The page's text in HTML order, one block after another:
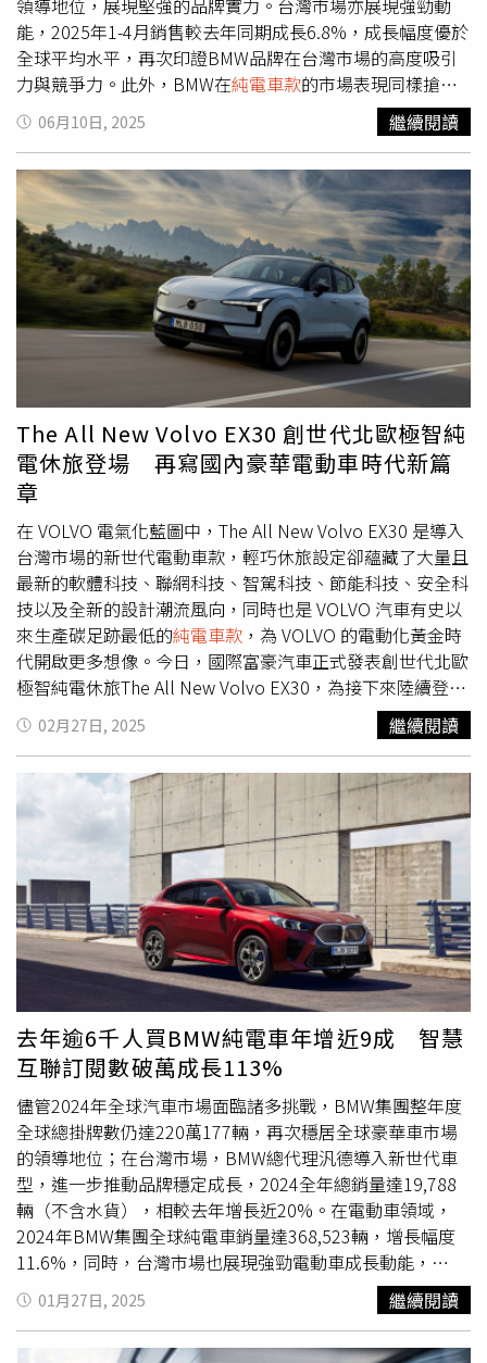
露營都從容應對。搭載15.6吋中控大螢幕與12.3吋數位儀
表、支援V2L車外供電功能與串聯全台9大主流充電服務商
的「隨插即充」服務，提供最即時、最便利的充電體驗。全
車系支援 OTA 雲端更新與 LuxClub 專屬 APP，遠端啟閉空
調、車況查詢、車輛控制一指搞定。n⁷全車系皆享 8年16萬
公里三電保固(營業用6年60萬公里)，節能、節稅、低保
養，四年保養成本比燃油車省下近六成，讓你開電動車，不
只潮，還很聰明。n⁷ Aero 電掣特仕版提供兩種規格：l n⁷ 5
人Aero 電掣特仕版(售價102.9萬)，標配LuxAero電掣套組
(前/後擾流)、LuxAero 導流尾翼、懸浮式輪圈蓋、車載充電
地圖與車門側裙飾板(價值4.55萬元)，重點配件一次到位，
輕鬆入主屬於你的第一部電動車。l n⁷ LR 5人Aero 電掣特
仕版(售價127.9萬)，標配LuxAero電掣套組(前/後擾流)、
LuxAero 導流尾翼、懸浮式輪圈蓋、車載充電地圖、雙色車
門飾板、V2L 車外供電轉接器、旅行式行動充電器 Plus、
無線充電盤與後廂平整化套件(價值6.73萬元)，機能再升
級，是純電生活一步到位的滿配首選。若你想擁有一台與眾
不同的電動車，n⁷ Aero 電掣特仕版以滿配規格與風馳電掣
的獨特魅力，伴你展開充滿亮點、無限可能純電生活，是一
台真正 All-aroun7d 的純電車款首選。11月預約試駕全車系
抽 Switch 2 再送人氣遊戲好禮LuxShop商城加碼免運送亮
點即日起至11/30止，預約並完成試駕任一LUXGEN車款，
即有機會抽中最新一代 Nintendo Switch 2 主機與「最新人
氣遊戲」，邀你與全新的夥伴一同進化，體驗從駕馭到娛樂
的雙重精彩。此外，LUXGEN全車系適用「頭款5萬元」輕
鬆入主專案，包含n⁷全車系(n⁷ 5人Aero 電掣特仕版除外)、
URX NEO、U6 NEO，加上各項當月限定優惠、好禮，指定
車型最高優惠超過20萬！本月入主n⁷ 5人Aero 電掣特仕版
享「100萬高額低利率分期」方案(註3)，n⁷全車系再搭配四
年最高20%充電點數回饋，讓你輕鬆買車、放心用車！不論
是油轉電、還是升級純電生活，都能輕鬆入主、立即展開風
馳電掣的旅程。11月LuxShop線上商城加碼推出「亮點狂灑
購物祭 LuxShop 雙11」限時活動，11月10日至11月30日
活動期間享四大優惠：購買指定商品享最高111點亮點回
饋、首次下單加碼再送11點亮點、消費滿1,500元即享免
運、消費滿999元即獲得抽獎機會(註4)！買越多賺越多快把
握機會趕緊來LuxShop逛逛品牌精選好物。欲知更多活動及
車款優惠詳情，歡迎至LUXGEN官網預約來店賞車，或電洽
客服專線0800-588-088，立即預約試乘Switch to
LUXGEN，切換屬於你的移動新篇章！【建議售價】1. n⁷
Aero 電掣特仕版：102.9萬2. n⁷ LR Aero 電掣特仕版：
127.9萬註1：LUXGEN與多家充電營運商進行策略合作，提
供最快速便捷的充電服務。合作的營運商包含Charging
Blok(區快充)、EVALUE(華城電能)、EVOASIS(源點科技)、
iCHARGING(中興電工)、MyCharge(台灣大哥大)、STAR
Charger(星舟快充)、TAIL(特爾電力)、U-POWER(旭電馳科
研)、YES！來電(裕電俥電)。詳細充電站點資訊以LuxClub
APP的充電地圖公告為準。LUXGEN保留調整特約充電營運
商之權利；車主於特約充電營運商充電，享四年 10% 回
饋，及聯名卡回饋 10%，合計最高充電金額 20% 回饋，詳
細內容請參閱LUXGEN官網或洽全台體驗中心/生活館。註
2：相關優惠內容將依照納智捷官網公布為主。上述購車優
能，2025年1-4月銷售較去年同期成長6.8%，成長幅度優於
全球平均水平，再次印證BMW品牌在台灣市場的高度吸引
力與競爭力。此外，BMW在純電車款的市場表現同樣搶
眼，持續穩居豪華品牌中電動車領域的領先地位，進一步彰
顯其在電能移動轉型中的前瞻佈局與卓越成果。為回饋廣大
消費者的支持與信賴，BMW總代理汎德於本月推出「BMW
仲夏禮馭」購車優惠專案，全車系皆適用BMW Yours多元智
選方案，提供月付9,900元起的靈活購車選擇，協助消費者
輕鬆實現入主BMW的夢想。全車系全面加贈BMW原廠3年
保養套裝，進一步提升車主用車品質與保養便利性；針對指
定車型，更加碼提供1年乙式全險與原廠第4年延長保固，帶
來更全面的駕馭保障，讓車主在享受極致駕馭樂趣的同時，
亦能無後顧之憂。「BMW仲夏禮馭」專案展現品牌對車主
始終如一的承諾，讓熱愛BMW造車工藝與駕馭靈魂的消費
者，以更靈活、安心的方式輕鬆入主，共同體驗BMW所帶
來的非凡魅力。夏日入主首選【BMW仲夏禮馭】限時呈獻:
https://mybmw.tw/BMWSummer豪華融合前瞻科技 熱血
靈魂進化登場全新BMW 3系列全新BMW 3系列穩居中型豪
華運動房車領航地位，融合卓越駕馭與前衛設計，針對此車
型「BMW仲夏禮馭」專案：本月交車即享3年／4萬公里原
廠保養套裝，另有多元購車方案，包括低月付9,900元起分
期、100萬48期低利專案與3年租賃優惠。指定年式車型限
時再加贈1年乙式全險與原廠第4年延長保固，輕鬆入主、安
心駕馭（圖／汎德提供）。全新BMW 3系列以俐落動感的
車身比例與寬敞軸距，重新詮釋豪華中型房車的經典身形，
升級的底盤調校與強化避震結構帶來更穩定舒適的操控表
現，展現動靜皆宜的駕馭魅力。外觀上，導入全新世代設計
語彙，結合跑格化車色Fire Red與Arctic Race Blue，搭配全
新運動化輪圈，更添性能氣勢。內裝質感比肩旗艦車款，標
配harmon/kardon高傳真音響系統與多達16具揚聲器，並
首次配備M Nappa真皮平底方向盤與頂級水晶中控套件，搭
配全新材質飾板，營造細膩豪華的座艙氛圍。科技配備方
面，全面升級BMW Operating System 8.5與AR擴增實境導
航，並標配車況抬頭顯示器、手機數位鑰匙、手機無線充電
裝置與智慧Comfort Access免鑰匙系統，數位實力再進
化，全面領先同級對手。全新BMW 3系列持續穩坐中型豪
華運動房車的領航地位，以卓越駕馭表現與前衛設計深受市
場青睞。為回饋消費者支持，BMW總代理汎德推出「BMW
仲夏禮馭」專案，凡於本月完成交車領牌，即可享3年／4萬
公里原廠保養套裝，讓車主從容啟程。同時提供多元靈活的
入主選擇，包括低月付9,900元起分期購車優惠，或100萬
元48期低利率專案，另也提供3年租賃禮遇方案，降低入主
門檻、輕鬆實現駕馭夢想。針對指定年式車型，更限時加贈
1年乙式全險與原廠第4年延長保固，打造兼具駕馭樂趣與擁
車安心的全方位體驗。全新BMW 3系列以動靜皆宜的均衡
魅力，持續引領中型豪華房車級距，不僅是性能與美學的完
美體現，更是每位車迷追求極致駕馭樂趣的理想選擇。目光
焦點不容忽視 性能與實用之巔全新BMW 5系列全新第八代
BMW 5系列突破傳統界限，完美融合優雅設計與運動風
格，不僅展現豪華房車標竿風範，為消費者帶來更豐富多元
的選擇。5系列全車系採用前衛LED頭燈與經典C柱
06月10日, 2025 繼續閱讀
The All New Volvo EX30 創世代北歐極智純
電休旅登場 再寫國內豪華電動車時代新篇
章
在 VOLVO 電氣化藍圖中，The All New Volvo EX30 是導入
台灣市場的新世代電動車款，輕巧休旅設定卻蘊藏了大量且
最新的軟體科技、聯網科技、智駕科技、節能科技、安全科
技以及全新的設計潮流風向，同時也是 VOLVO 汽車有史以
來生產碳足跡最低的純電車款 ，為 VOLVO 的電動化黃金時
代開啟更多想像。今日，國際富豪汽車正式發表創世代北歐
極智純電休旅The All New Volvo EX30，為接下來陸續登場
的豐富新世代電動車陣容，揭開專屬於北歐風華的全新篇
章。（圖／Volvo提供。）小巧無極限，讓人一見傾心的北
歐美學語彙The AllNew Volvo EX30 擁有輕巧俐落的第一眼
印象，來自其4233mm 車長、1555mm 車高及 1838mm 車
寬，在四輪外推創造 2650mm 軸距帶來優異車室空間，更
在 5.35 米迴轉半徑下帶來都會區走行游刃有餘的輕鬆駕馭
體驗。充滿濃厚家族風格的全 LED 雷神之鎚附主動切換遠
近光燈適路性照明，在華麗與科技氛圍滿點的動態迎賓模式
更顯出眾，透過封閉式車頭與未來感濃厚的扁平化 VOLVO
廠徽增添新世代電動車的獨特個性，同時也造就 cd0.28 的
極佳風阻係數。車側線條是 TheAll New Volvo EX30 的另一
引人注目的焦點，黃金比例帶來更為立體且緊湊的視覺感
受，雙色車頂、外擴式輪拱與 19 吋 5 輻黑色鑽石切割附空
力嵌飾鋁圈，更創造出掀背跑格的性能氣息，尤其在跑車式
無框亮黑車門後視鏡催化下更顯不凡。車尾設計則展現
VOLVO 北歐美學的簡約典雅本質，辨識性極佳的創新雙層
LED 尾燈同樣具備動態迎賓模式，亮黑大型車頂尾翼與厚實
寬闊的後保桿打造小休旅中的大氣勢，搭配面積達 1.2 平方
米全景式玻璃車頂，為 The All New Volvo EX30 的「小即
大作」寫下最佳註解。（圖／Volvo提供。）創新集成化設
計蘊涵淋漓盡致的人因工學，營造時尚舒適與濃厚北歐智慧
的車艙氛圍為將車室空間與操作駕乘介面取得完美平衡，
The All New Volvo EX30 特別採用集成化設計，將車內電
氣、車機、空調、燈光、音響系統等，統一整合於中央12.3
吋整合觸控螢幕中控台內，充份展現品牌設計功力與對高科
02月27日, 2025 繼續閱讀
去年逾6千人買BMW純電車年增近9成 智慧
互聯訂閱數破萬成長113%
儘管2024年全球汽車市場面臨諸多挑戰，BMW集團整年度
全球總掛牌數仍達220萬177輛，再次穩居全球豪華車市場
的領導地位；在台灣市場，BMW總代理汎德導入新世代車
型，進一步推動品牌穩定成長，2024全年總銷量達19,788
輛（不含水貨），相較去年增長近20%。在電動車領域，
2024年BMW集團全球純電車銷量達368,523輛，增長幅度
11.6%，同時，台灣市場也展現強勁電動車成長動能，
BMW總代理汎德連續3年榮登台灣豪華電動車銷售冠軍。
2024年BMW i純電車款
累計銷售6,367輛，年增87%，創下
歷史新高。值得注意的是，BMW在全台推出BMW
01月27日, 2025 繼續閱讀